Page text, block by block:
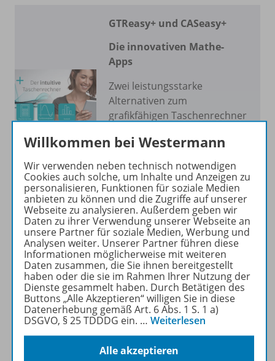
GTReasy+ und CASeasy+
Die innovativen Mathe-
Apps
Zwei leistungsstarke
Alternativen zum
grafikfähigen Taschenrechner
Mehr erfahren
Produktinformationen
Beschreibung
Zugehörige Produkte
Willkommen bei Westermann
Wir verwenden neben technisch notwendigen
Cookies auch solche, um Inhalte und Anzeigen zu
personalisieren, Funktionen für soziale Medien
anbieten zu können und die Zugriffe auf unserer
Webseite zu analysieren. Außerdem geben wir
Daten zu ihrer Verwendung unserer Webseite an
unsere Partner für soziale Medien, Werbung und
Analysen weiter. Unserer Partner führen diese
Informationen möglicherweise mit weiteren
Daten zusammen, die Sie ihnen bereitgestellt
haben oder die sie im Rahmen Ihrer Nutzung der
Dienste gesammelt haben. Durch Betätigen des
Buttons „Alle Akzeptieren“ willigen Sie in diese
Datenerhebung gemäß Art. 6 Abs. 1 S. 1 a)
DSGVO, § 25 TDDDG ein. … Weiterlesen
Alle akzeptieren